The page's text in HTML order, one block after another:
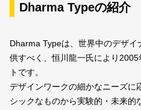
Dharma Typeの紹介
Dharma Typeは、世界中のデザ
供すべく、恒川龍一氏により
トです。
デザインワークの細かなニーズに
シックなものから実験的・未来的